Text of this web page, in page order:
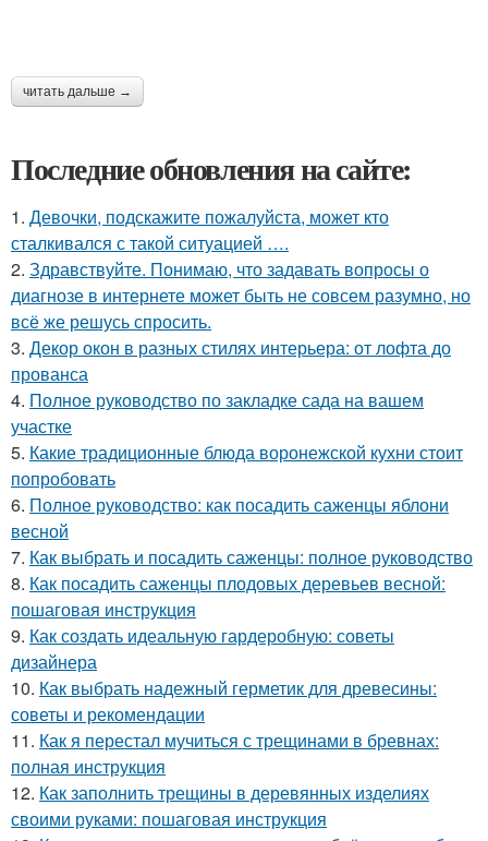
читать дальше →
Последние обновления на сайте:
1. Девочки, подскажите пожалуйста, может кто
сталкивался с такой ситуацией ….
2. Здравствуйте. Понимаю, что задавать вопросы о
диагнозе в интернете может быть не совсем разумно, но
всё же решусь спросить.
3. Декор окон в разных стилях интерьера: от лофта до
прованса
4. Полное руководство по закладке сада на вашем
участке
5. Какие традиционные блюда воронежской кухни стоит
попробовать
6. Полное руководство: как посадить саженцы яблони
весной
7. Как выбрать и посадить саженцы: полное руководство
8. Как посадить саженцы плодовых деревьев весной:
пошаговая инструкция
9. Как создать идеальную гардеробную: советы
дизайнера
10. Как выбрать надежный герметик для древесины:
советы и рекомендации
11. Как я перестал мучиться с трещинами в бревнах:
полная инструкция
12. Как заполнить трещины в деревянных изделиях
своими руками: пошаговая инструкция